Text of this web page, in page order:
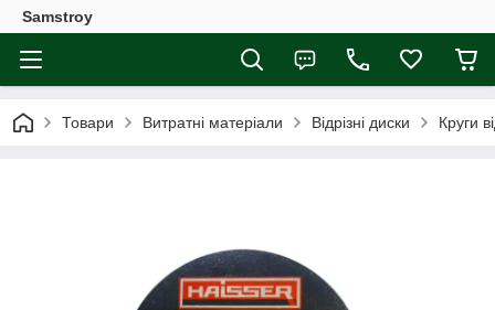
Samstroy
Товари Витратні матеріали Відрізні диски Круги